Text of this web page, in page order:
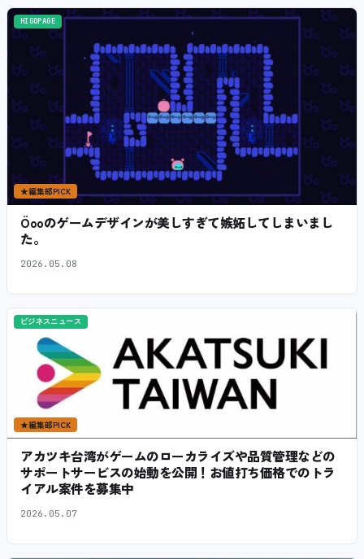
HIGOPAGE
★編集部PICK
Öooのゲームデザインが美しすぎて嫉妬してしまいまし
た。
2026.05.08
ビジネスニュース
★編集部PICK
アカツキ台湾がゲームのローカライズや品質管理などの
サポートサービスの始動を公開！お値打ち価格でのトラ
イアル案件を募集中
2026.05.07